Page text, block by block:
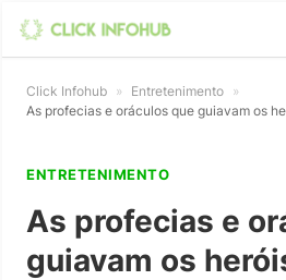
Click Infohub » Entretenimento »
As profecias e oráculos que guiavam os
ENTRETENIMENTO
As profecias e
guiavam os